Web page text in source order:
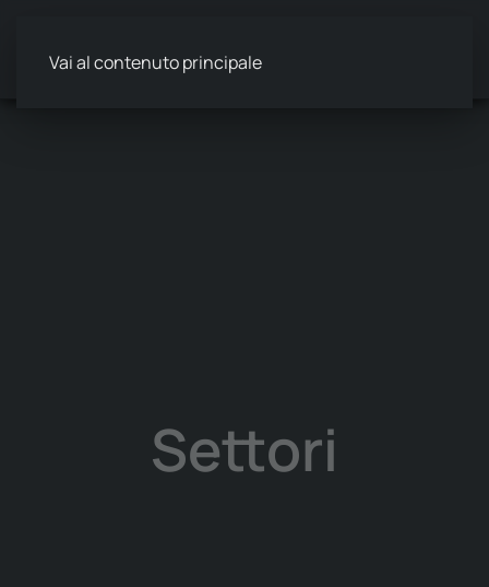
Vai al contenuto principale
Settori